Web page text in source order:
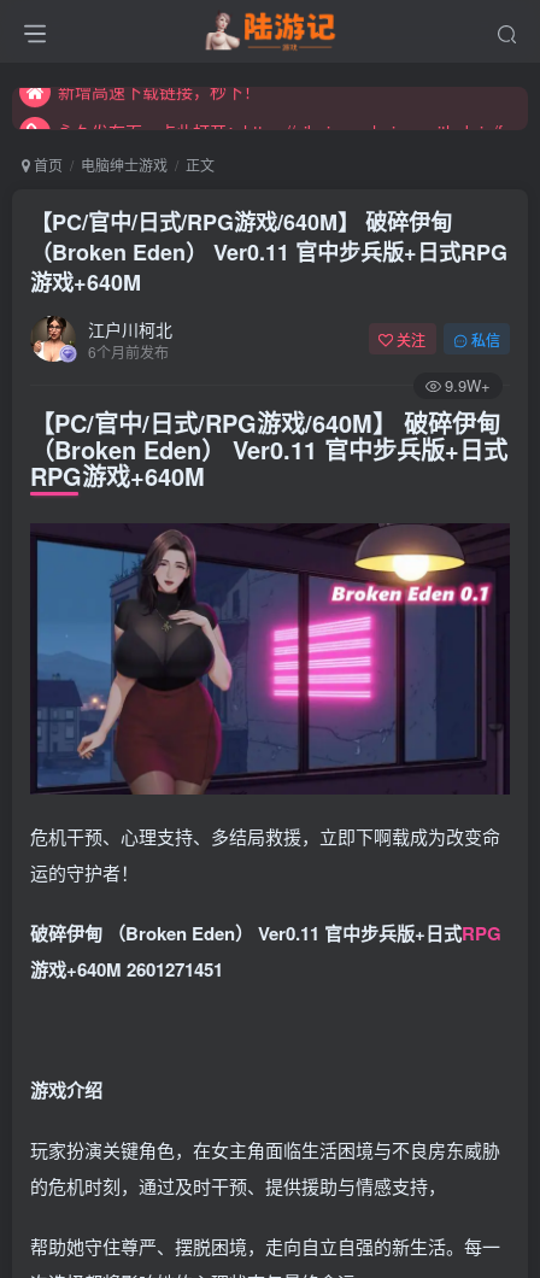
永久发布页，点此打开：https://xibeimenchuixue.github.io/fabuye/
永久发布页，点此打开：https://xibeimenchuixue.github.io/fabuye/
首页 电脑绅士游戏 正文
【PC/官中/日式/RPG游戏/640M】 破碎伊甸
（Broken Eden） Ver0.11 官中步兵版+日式RPG
游戏+640M
江户川柯北
6个月前发布
关注 私信
9.9W+
【PC/官中/日式/RPG游戏/640M】 破碎伊甸
（Broken Eden） Ver0.11 官中步兵版+日式
RPG游戏+640M
危机干预、心理支持、多结局救援，立即下啊载成为改变命
运的守护者！
破碎伊甸 （Broken Eden） Ver0.11 官中步兵版+日式RPG
游戏+640M 2601271451
游戏介绍
玩家扮演关键角色，在女主角面临生活困境与不良房东威胁
的危机时刻，通过及时干预、提供援助与情感支持，
帮助她守住尊严、摆脱困境，走向自立自强的新生活。每一